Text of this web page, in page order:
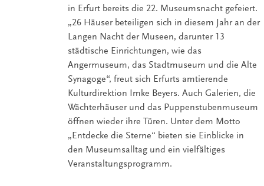
in Erfurt bereits die 22. Museumsnacht gefeiert.
„26 Häuser beteiligen sich in diesem Jahr an der
Langen Nacht der Museen, darunter 13
städtische Einrichtungen, wie das
Angermuseum, das Stadtmuseum und die Alte
Synagoge“, freut sich Erfurts amtierende
Kulturdirektion Imke Beyers. Auch Galerien, die
Wächterhäuser und das Puppenstubenmuseum
öffnen wieder ihre Türen. Unter dem Motto
„Entdecke die Sterne“ bieten sie Einblicke in
den Museumsalltag und ein vielfältiges
Veranstaltungsprogramm.